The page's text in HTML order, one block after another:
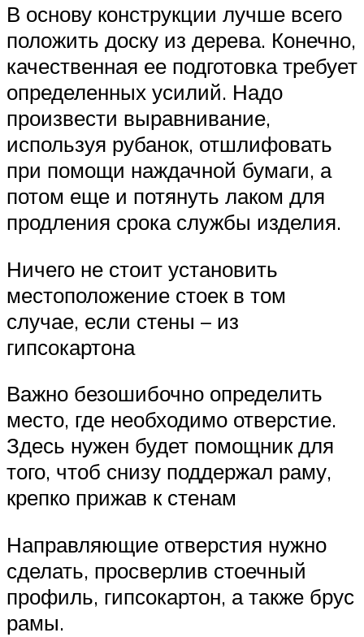
В основу конструкции лучше всего
положить доску из дерева. Конечно,
качественная ее подготовка требует
определенных усилий. Надо
произвести выравнивание,
используя рубанок, отшлифовать
при помощи наждачной бумаги, а
потом еще и потянуть лаком для
продления срока службы изделия.
Ничего не стоит установить
местоположение стоек в том
случае, если стены – из
гипсокартона
Важно безошибочно определить
место, где необходимо отверстие.
Здесь нужен будет помощник для
того, чтоб снизу поддержал раму,
крепко прижав к стенам
Направляющие отверстия нужно
сделать, просверлив стоечный
профиль, гипсокартон, а также брус
рамы.